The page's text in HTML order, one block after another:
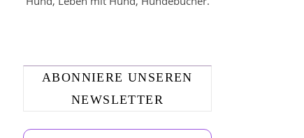
ABONNIERE UNSEREN
NEWSLETTER